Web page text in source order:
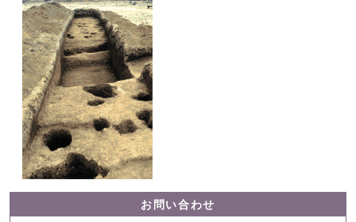
お問い合わせ